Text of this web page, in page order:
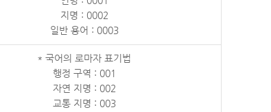
지명 : 0002
일반 용어 : 0003
* 국어의 로마자 표기법
행정 구역 : 001
자연 지명 : 002
교통 지명 : 003